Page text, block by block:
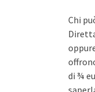
Chi
di ¾